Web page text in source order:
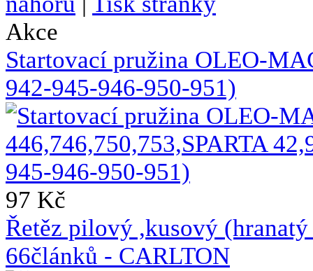
Akce
Startovací pružina OLEO-
942-945-946-950-951)
97 Kč
Řetěz pilový ,kusový
66článků - CARLTON